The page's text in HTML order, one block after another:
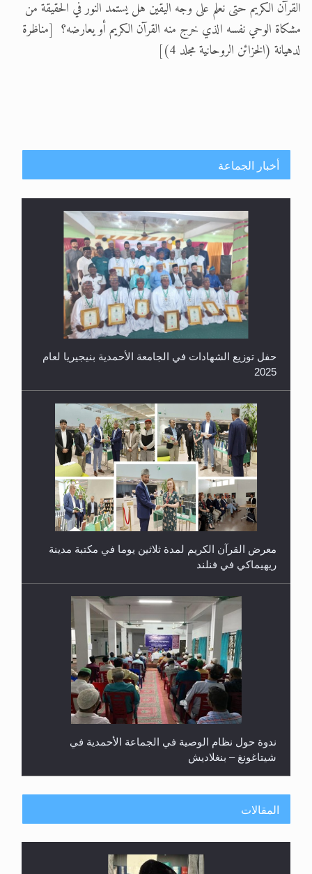
القرآن الكريم حتى نعلم على وجه اليقين هل يستمد النور في الحقيقة من
مشكاة الوحي نفسه الذي خرج منه القرآن الكريم أو يعارضه؟ [مناظرة
لدهيانة (الخزائن الروحانية مجلد 4)]
أخبار الجماعة
حفل توزيع الشهادات في الجامعة الأحمدية بنيجيريا لعام
2025
معرض القرآن الكريم لمدة ثلاثين يوما في مكتبة مدينة
ريهيماكي في فنلند
ندوة حول نظام الوصية في الجماعة الأحمدية في
شيتاغونغ – بنغلاديش
المقالات